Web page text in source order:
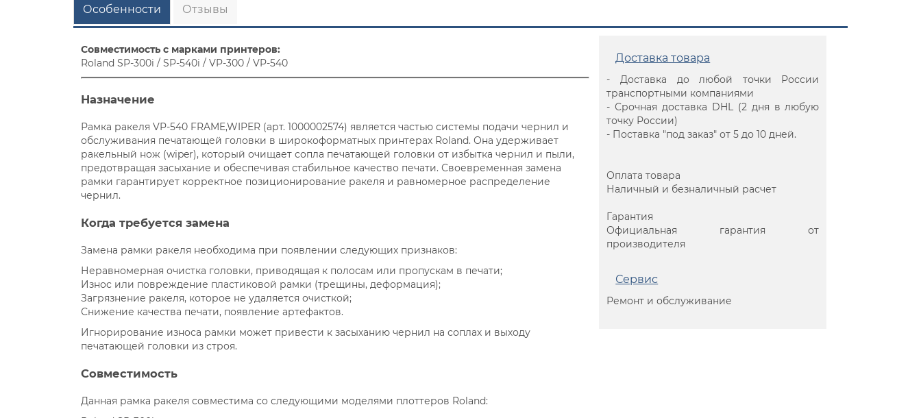
Особенности
Совместимость с марками принтеров:
Roland SP-300i / SP-540i / VP-300 / VP-540
Назначение
Рамка ракеля VP-540 FRAME,WIPER (арт. 1000002574) является частью системы подачи чернил и
обслуживания печатающей головки в широкоформатных принтерах Roland. Она удерживает
ракельный нож (wiper), который очищает сопла печатающей головки от избытка чернил и пыли,
предотвращая засыхание и обеспечивая стабильное качество печати. Своевременная замена
рамки гарантирует корректное позиционирование ракеля и равномерное распределение
чернил.
Когда требуется замена
Замена рамки ракеля необходима при появлении следующих признаков:
Неравномерная очистка головки, приводящая к полосам или пропускам в печати;
Износ или повреждение пластиковой рамки (трещины, деформация);
Загрязнение ракеля, которое не удаляется очисткой;
Снижение качества печати, появление артефактов.
Игнорирование износа рамки может привести к засыханию чернил на соплах и выходу
печатающей головки из строя.
Совместимость
Данная рамка ракеля совместима со следующими моделями плоттеров Roland:
Доставка товара
- Доставка до любой точки России
транспортными компаниями
- Срочная доставка DHL (2 дня в любую
точку России)
- Поставка "под заказ" от 5 до 10 дней.
Оплата товара
Наличный и безналичный расчет
Гарантия
Официальная гарантия от
производителя
Сервис
Ремонт и обслуживание
Отзывы